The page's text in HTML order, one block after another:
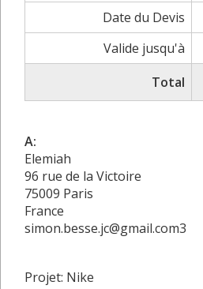
Date du Devis
Valide jusqu'à
Total
A:
Elemiah
96 rue de la Victoire
75009 Paris
France
simon.besse.jc@gmail.com3
Projet: Nike